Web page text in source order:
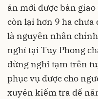
án mới được bàn
còn lại hơn 9 ha
là nguyên nhân
nghỉ tại Tuy Phong
dừng nghỉ tạm trên
phục vụ được cho
xuyên kiểm tra để